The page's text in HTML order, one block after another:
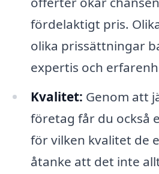
fördelaktigt pris.
olika prissättningar
expertis och
Kvalitet: Genom att
företag får du också
för vilken kvalitet de
åtanke att det inte